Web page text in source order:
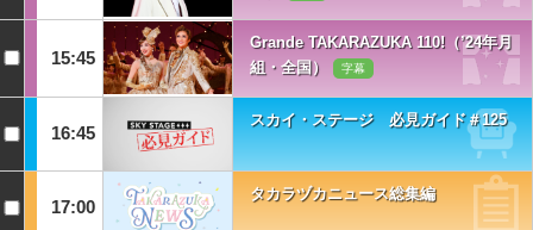
15:45
Grande TAKARAZUKA 110!（’24年月
組・全国）
字幕
16:45
スカイ・ステージ 必見ガイド＃125
17:00
タカラヅカニュース総集編